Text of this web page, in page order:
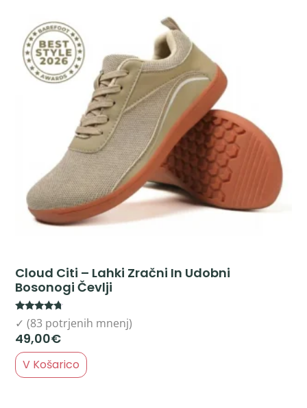
Cloud Citi – Lahki Zračni In Udobni
Bosonogi Čevlji
Rated
4.51
out of 5
✓ (83 potrjenih mnenj)
49,00€
V Košarico